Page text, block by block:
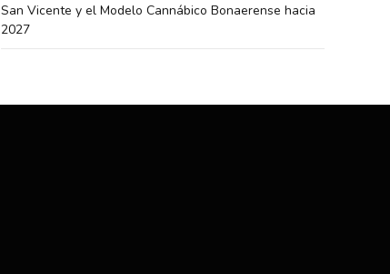
San Vicente y el Modelo Cannábico Bonaerense hacia
2027